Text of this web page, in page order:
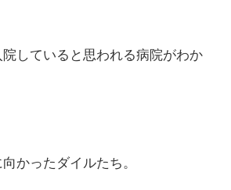
していると思われる病院がわか
かったダイルたち。